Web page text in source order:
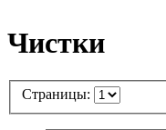
Чистки
Страницы: